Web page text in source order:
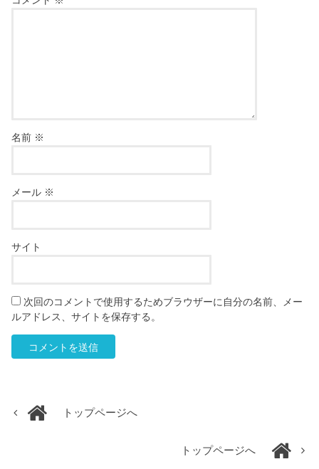
名前 ※
メール ※
サイト
次回のコメントで使用するためブラウザーに自分の名前、メー
ルアドレス、サイトを保存する。
トップページへ
トップページへ